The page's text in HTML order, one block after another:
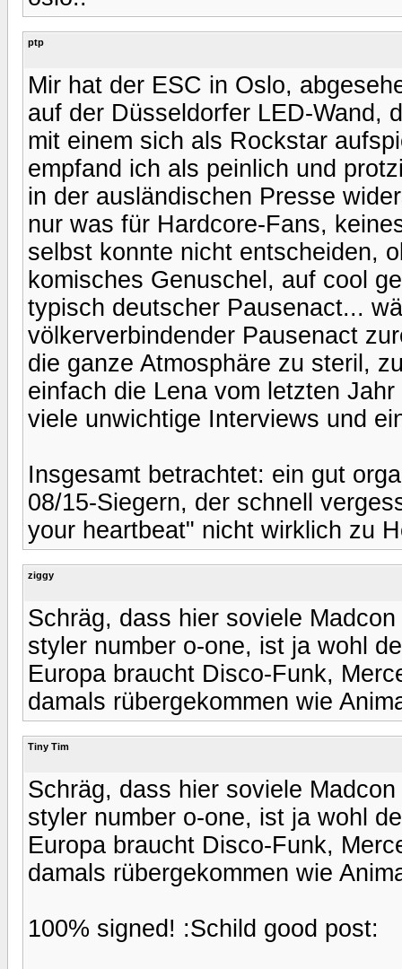
ptp
Mir hat der ESC in Oslo,
auf der Düsseldorfer LED-Wand,
mit einem sich als Rockstar
empfand ich als peinlich und
in der ausländischen Presse
nur was für Hardcore-Fans,
selbst konnte nicht entscheiden,
komisches Genuschel, auf cool
typisch deutscher Pausenact...
völkerverbindender Pausenact
die ganze Atmosphäre zu steril,
einfach die Lena vom letzten
viele unwichtige Interviews und
Insgesamt betrachtet: ein gut
08/15-Siegern, der schnell
your heartbeat" nicht wirklich zu
ziggy
Schräg, dass hier soviele
styler number o-one, ist ja wohl
Europa braucht Disco-Funk,
damals rübergekommen wie
Tiny Tim
Schräg, dass hier soviele
styler number o-one, ist ja wohl
Europa braucht Disco-Funk,
damals rübergekommen wie
100% signed! :Schild good post: